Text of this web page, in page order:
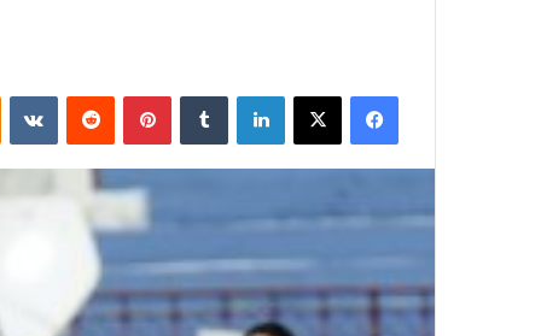
فيسبوك
‫X لينكدإن بينتيريست